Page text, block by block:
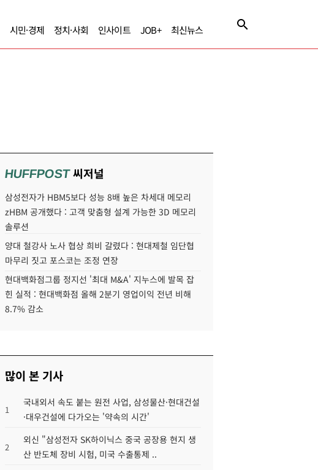
시민·경제 정치·사회 인사이트 JOB+ 최신뉴스
HUFFPOST씨저널
삼성전자가 HBM5보다 성능 8배 높은 차세대 메모리
zHBM 공개했다 : 고객 맞춤형 설계 가능한 3D 메모리
솔루션
양대 철강사 노사 협상 희비 갈렸다 : 현대제철 임단협
마무리 짓고 포스코는 조정 연장
현대백화점그룹 정지선 '최대 M&A' 지누스에 발목 잡
힌 실적 : 현대백화점 올해 2분기 영업이익 전년 비해
8.7% 감소
많이 본 기사
1
국내외서 속도 붙는 원전 사업, 삼성물산·현대건설
·대우건설에 다가오는 '약속의 시간'
2
외신 "삼성전자 SK하이닉스 중국 공장용 현지 생
산 반도체 장비 시험, 미국 수출통제 ..